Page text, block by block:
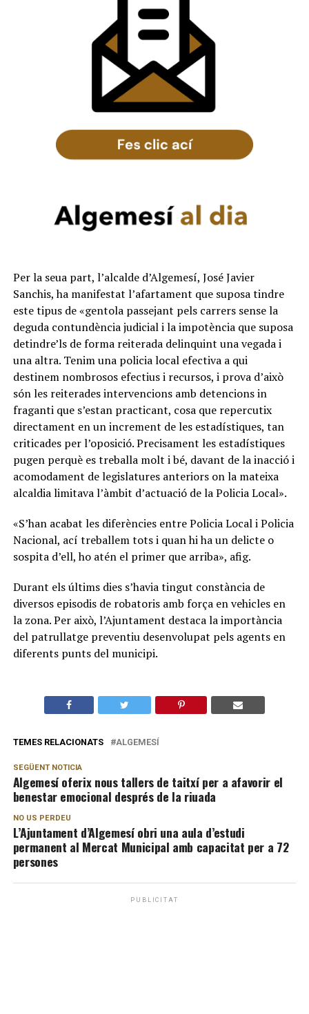
Per la seua part, l’alcalde d’Algemesí, José Javier
Sanchis, ha manifestat l’afartament que suposa tindre
este tipus de «gentola passejant pels carrers sense la
deguda contundència judicial i la impotència que suposa
detindre’ls de forma reiterada delinquint una vegada i
una altra. Tenim una policia local efectiva a qui
destinem nombrosos efectius i recursos, i prova d’això
són les reiterades intervencions amb detencions in
fraganti que s’estan practicant, cosa que repercutix
directament en un increment de les estadístiques, tan
criticades per l’oposició. Precisament les estadístiques
pugen perquè es treballa molt i bé, davant de la inacció i
acomodament de legislatures anteriors on la mateixa
alcaldia limitava l’àmbit d’actuació de la Policia Local».
«S’han acabat les diferències entre Policia Local i Policia
Nacional, ací treballem tots i quan hi ha un delicte o
sospita d’ell, ho atén el primer que arriba», afig.
Durant els últims dies s’havia tingut constància de
diversos episodis de robatoris amb força en vehicles en
la zona. Per això, l’Ajuntament destaca la importància
del patrullatge preventiu desenvolupat pels agents en
diferents punts del municipi.
TEMES RELACIONATS ALGEMESÍ
SEGÜENT NOTICIA
Algemesí oferix nous tallers de taitxí per a afavorir el
benestar emocional després de la riuada
NO US PERDEU
L’Ajuntament d’Algemesí obri una aula d’estudi
permanent al Mercat Municipal amb capacitat per a 72
persones
PUBLICITAT